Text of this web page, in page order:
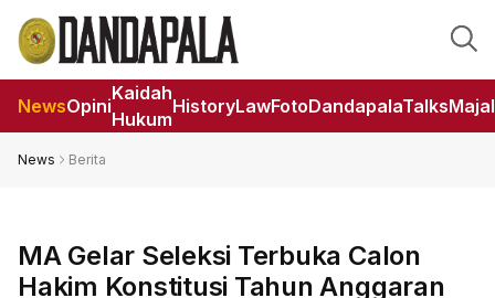
NewsOpini
Kaidah
Hukum
HistoryLawFotoDandapalaTalks
News Berita
MA Gelar Seleksi Terbuka Calon
Hakim Konstitusi Tahun Anggaran